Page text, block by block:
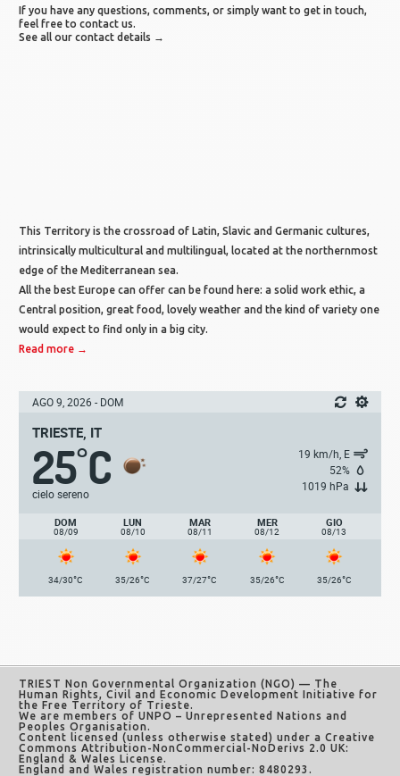
If you have any questions, comments, or simply want to get in touch,
feel free to contact us.
See all our contact details →
This Territory is the crossroad of Latin, Slavic and Germanic cultures,
intrinsically multicultural and multilingual, located at the northernmost
edge of the Mediterranean sea.
All the best Europe can offer can be found here: a solid work ethic, a
Central position, great food, lovely weather and the kind of variety one
would expect to find only in a big city.
Read more →
AGO 9, 2026 - DOM
TRIESTE, IT
25°C
cielo sereno
19 km/h, E
52%
1019 hPa
DOM
08/09
LUN
08/10
MAR
08/11
MER
08/12
GIO
08/13
34/30°C 35/26°C 37/27°C 35/26°C 35/26°C
TRIEST Non Governmental Organization (NGO) — The
Human Rights, Civil and Economic Development Initiative for
the Free Territory of Trieste.
We are members of UNPO – Unrepresented Nations and
Peoples Organisation.
Content licensed (unless otherwise stated) under aCreative
Commons Attribution-NonCommercial-NoDerivs 2.0 UK:
England & Wales License.
England and Wales registration number: 8480293.